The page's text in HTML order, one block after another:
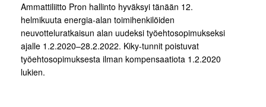
Ammattiliitto Pron hallinto hyväksyi tänään 12.
helmikuuta energia-alan toimihenkilöiden
neuvotteluratkaisun alan uudeksi työehtosopimukseksi
ajalle 1.2.2020–28.2.2022. Kiky-tunnit poistuvat
työehtosopimuksesta ilman kompensaatiota 1.2.2020
lukien.